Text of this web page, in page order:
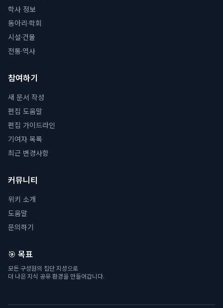
학사 정보
동아리·학회
시설·건물
전통·역사
참여하기
새 문서 작성
편집 도움말
편집 가이드라인
기여자 목록
최근 변경사항
커뮤니티
위키 소개
도움말
문의하기
🎯 목표
모든 구성원의 집단 지성으로
더 나은 지식 공유 환경을 만들어갑니다.